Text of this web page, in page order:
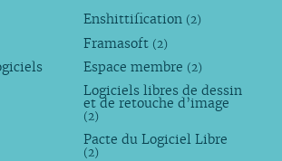
Enshittification (2)
Framasoft (2)
Espace membre (2)
Logiciels libres de dessin
et de retouche d’image
(2)
Pacte du Logiciel Libre
(2)